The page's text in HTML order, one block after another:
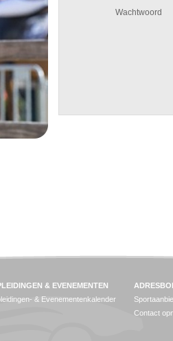
Wachtwoord
& EVENEMENTEN
& Evenementenkalender
Contact